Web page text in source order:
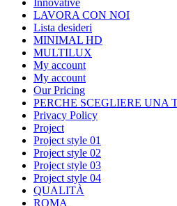
Innovative
LAVORA CON NOI
Lista desideri
MINIMAL HD
MULTILUX
My account
My account
Our Pricing
PERCHE SCEGLIERE UNA
Privacy Policy
Project
Project style 01
Project style 02
Project style 03
Project style 04
QUALITÀ
ROMA